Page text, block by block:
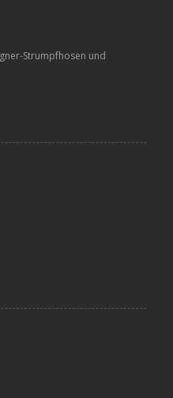
Strumpfhosen und